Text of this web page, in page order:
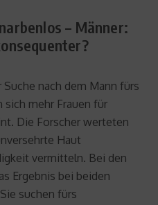
– Männer:
nach dem Mann fürs
sich mehr Frauen für
Die Forscher werteten
Haut
vermitteln. Bei den
Ergebnis bei beiden
suchen fürs